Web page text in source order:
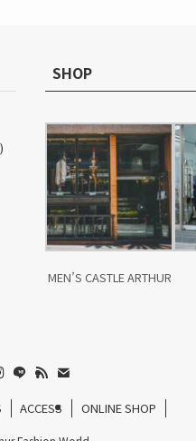
SHOP
MEN’S CASTLE ARTHUR
ACCESS ONLINE SHOP